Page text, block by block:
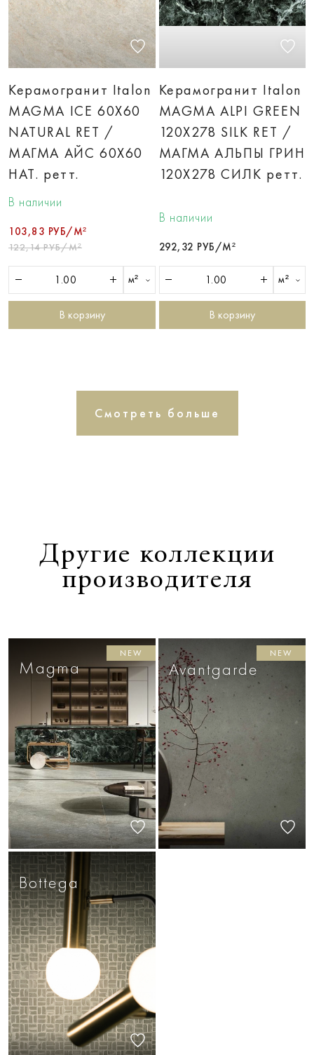
Керамогранит Italon
MAGMA ICE 60X60
NATURAL RET /
МАГМА АЙС 60X60
НАТ. ретт.
В наличии
103,83 РУБ/М²
122,14 РУБ/М²
м²
В корзину
Керамогранит Italon
MAGMA ALPI GREEN
120X278 SILK RET /
МАГМА АЛЬПЫ ГРИН
120X278 СИЛК ретт.
В наличии
292,32 РУБ/М²
м²
В корзину
Смотреть больше
Другие коллекции
производителя
Magma
NEW
Avantgarde
NEW
Bottega